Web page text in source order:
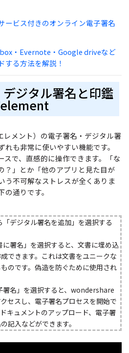
ービス付きのオンライン電子署名
・Evernote・Google driveなど
する方法を解説！
ジタル署名と印鑑
レメント）の電子署名・デジタル署
も非常に使いやすい機能です。
スで、直感的に操作できます。「な
？」とか「他のアプリと見た目が
う不可解なストレスが全くありま
通りです。
デジタル署名を追加」を選択する
署名」を選択すると、文書に埋め込
できます。これは文書をユニークな
のです。偽造を防ぐために使用され
名」を選択すると、wondershare
セスし、電子署名プロセスを開始で
キュメントのアップロード、電子署
記入などができます。